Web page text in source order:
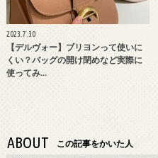
2023.7.30
【デルヴォー】ブリヨンって使いに
くい？バッグの開け閉めなど実際に
使ってみ…
ABOUT この記事をかいた人